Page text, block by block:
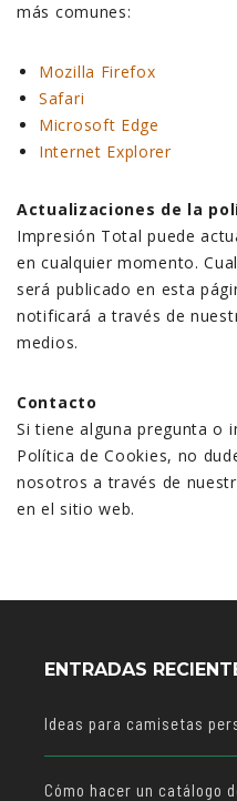
más comunes:
Mozilla Firefox
Safari
Microsoft Edge
Internet Explorer
Actualizaciones de la
Impresión Total puede
en cualquier momento.
será publicado en esta
notificará a través de
medios.
Contacto
Si tiene alguna pregunta o
Política de Cookies, no
nosotros a través de
en el sitio web.
ENTRADAS
Ideas para camisetas
Cómo hacer un catálogo